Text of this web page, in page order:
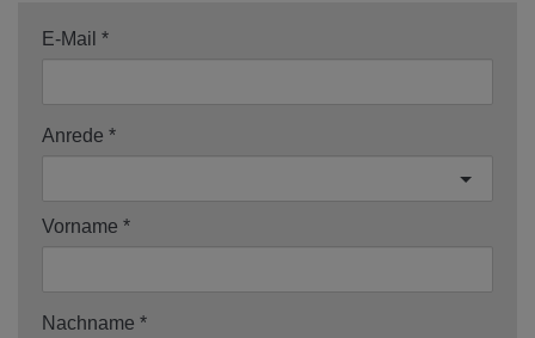
E-Mail
Anrede
Vorname
Nachname